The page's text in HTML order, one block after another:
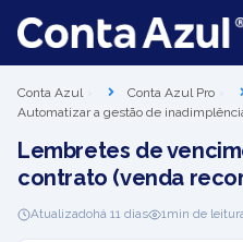
Conta Azul Conta Azul Pro
Automatizar a gestão de
Lembretes de
contrato (venda
Atualizadohá 11 dias 1min de